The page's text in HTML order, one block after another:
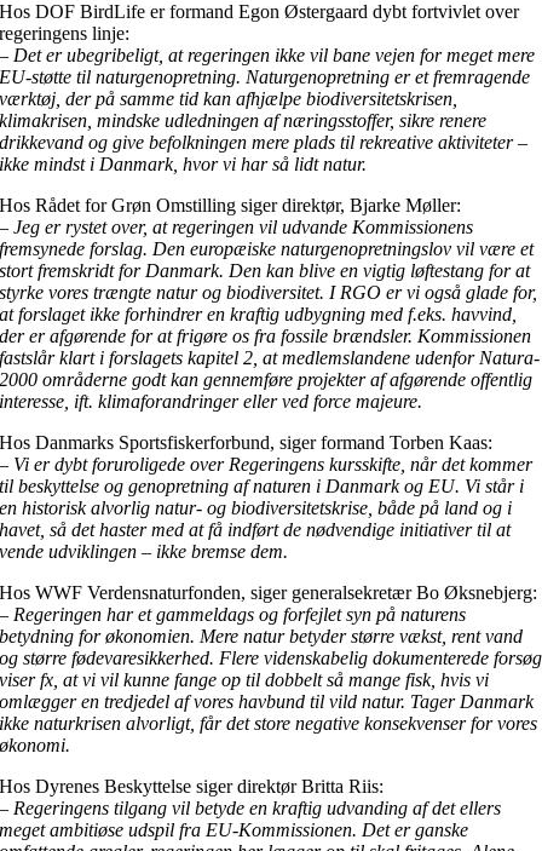
Hos DOF BirdLife er formand Egon Østergaard dybt fortvivlet over
regeringens linje:
– Det er ubegribeligt, at regeringen ikke vil bane vejen for meget mere
EU-støtte til naturgenopretning. Naturgenopretning er et fremragende
værktøj, der på samme tid kan afhjælpe biodiversitetskrisen,
klimakrisen, mindske udledningen af næringsstoffer, sikre renere
drikkevand og give befolkningen mere plads til rekreative aktiviteter –
ikke mindst i Danmark, hvor vi har så lidt natur.
Hos Rådet for Grøn Omstilling siger direktør, Bjarke Møller:
– Jeg er rystet over, at regeringen vil udvande Kommissionens
fremsynede forslag. Den europæiske naturgenopretningslov vil være et
stort fremskridt for Danmark. Den kan blive en vigtig løftestang for at
styrke vores trængte natur og biodiversitet. I RGO er vi også glade for,
at forslaget ikke forhindrer en kraftig udbygning med f.eks. havvind,
der er afgørende for at frigøre os fra fossile brændsler. Kommissionen
fastslår klart i forslagets kapitel 2, at medlemslandene udenfor Natura-
2000 områderne godt kan gennemføre projekter af afgørende offentlig
interesse, ift. klimaforandringer eller ved force majeure.
Hos Danmarks Sportsfiskerforbund, siger formand Torben Kaas:
– Vi er dybt foruroligede over Regeringens kursskifte, når det kommer
til beskyttelse og genopretning af naturen i Danmark og EU. Vi står i
en historisk alvorlig natur- og biodiversitetskrise, både på land og i
havet, så det haster med at få indført de nødvendige initiativer til at
vende udviklingen – ikke bremse dem.
Hos WWF Verdensnaturfonden, siger generalsekretær Bo Øksnebjerg:
– Regeringen har et gammeldags og forfejlet syn på naturens
betydning for økonomien. Mere natur betyder større vækst, rent vand
og større fødevaresikkerhed. Flere videnskabelig dokumenterede forsøg
viser fx, at vi vil kunne fange op til dobbelt så mange fisk, hvis vi
omlægger en tredjedel af vores havbund til vild natur. Tager Danmark
ikke naturkrisen alvorligt, får det store negative konsekvenser for vores
økonomi.
Hos Dyrenes Beskyttelse siger direktør Britta Riis:
– Regeringens tilgang vil betyde en kraftig udvanding af det ellers
meget ambitiøse udspil fra EU-Kommissionen. Det er ganske